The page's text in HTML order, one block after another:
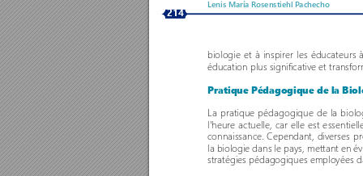
214
Lenis María Rosenstiehl Pachecho
biologie et à inspirer les éducateurs
éducation plus significative et
Pratique Pédagogique de la
La pratique pédagogique de la
l'heure actuelle, car elle est
connaissance. Cependant, diverses
la biologie dans le pays, mettant en
stratégies pédagogiques employées